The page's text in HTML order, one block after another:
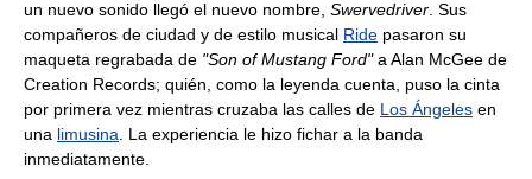
un nuevo sonido llegó el nuevo nombre, Swervedriver . Sus
compañeros de ciudad y de estilo musical Ride pasaron su
maqueta regrabada de "Son of Mustang Ford"a Alan McGee de
Creation Records; quién, como la leyenda cuenta, puso la cinta
por primera vez mientras cruzaba las calles de Los Ángeles en
una limusina . La experiencia le hizo fichar a la banda
inmediatamente.